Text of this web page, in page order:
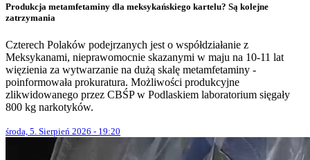
Produkcja metamfetaminy dla meksykańskiego kartelu? Są kolejne
zatrzymania
Czterech Polaków podejrzanych jest o współdziałanie z
Meksykanami, nieprawomocnie skazanymi w maju na 10-11 lat
więzienia za wytwarzanie na dużą skalę metamfetaminy -
poinformowała prokuratura. Możliwości produkcyjne
zlikwidowanego przez CBŚP w Podlaskiem laboratorium sięgały
800 kg narkotyków.
środa, 5. Sierpień 2026 - 19:20